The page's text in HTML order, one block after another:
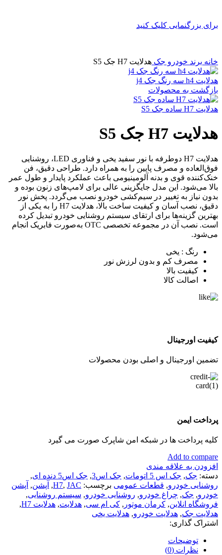
برای بزرگنمایی کلیک کنید
خانه برند خودرو جک هدلایت H7 جک S5
هدلایت h4 سه رنگ جک j4
بازگشت به محصولات
هدلایت H7 ساده جک S5
هدلایت H7 جک S5
هدلایت H7 دوطرفه با نور سفید یخی و فناوری LED، روشنایی
فوق‌العاده و مصرف پایین را به همراه دارد. طراحی دقیق، فن
خنک‌کننده قوی و بدنه آلومینیومی باعث عملکرد پایدار و طول عمر
بالا می‌شود. این مدل جایگزینی عالی برای لامپ‌های زنون بوده و
بدون نیاز به تغییر در سیم‌کشی خودرو نصب می‌گردد. پخش نور
دقیق، نصب آسان و کیفیت ساخت بالا، هدلایت H7 را به یکی از
بهترین گزینه‌ها برای ارتقای سیستم روشنایی خودرو تبدیل کرده
است. نصب آن در مجموعه تخصصی OTC به‌صورت فابریک انجام
می‌شود.
رنگ : یخی
مصرف کم و بدون لرزش نور
کیفیت بالا
اصالت کالا
کیفیت اورجینال
تضمین اورجینال و اصلی بودن محصولات
پرداخت ایمن
کلیه پرداخت ها در شبکه امن شاپرک صورت می گیرد
Add to compare
افزودن به علاقه مندی
دسته: جک, جک اس 5 اتومات , جک اس3 , جک اس5 دنده ای
,
روشنایی خودرو, قطعات عمومی برچسب: H7, JAC
, آپشن, آپشن
خودرو, جک, چراغ خودرو, روشنایی خودرو, سیستم روشنایی,
فروشگاه انلاین, کرمان موتور , کی ام سی, هدلایت, هدلایت H7
,
هدلایت جک, هدلایت خودرو, هدلایت یخی
اشتراک گذاری:
توضیحات
نظرات (0)